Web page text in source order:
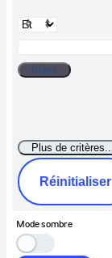
Réinitialiser
Mode sombre